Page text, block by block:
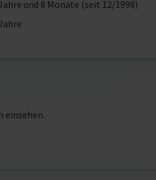
und 8 Monate (seit 12/1998)
einsehen.